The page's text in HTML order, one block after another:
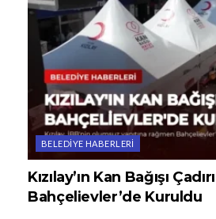
BELEDIYE HABERLERI
Kızılay’ın Kan Bağışı Çadırı
Bahçelievler’de Kuruldu